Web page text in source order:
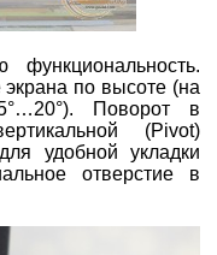
функциональность.
по высоте (на
Поворот в
(Pivot)
удобной укладки
отверстие в